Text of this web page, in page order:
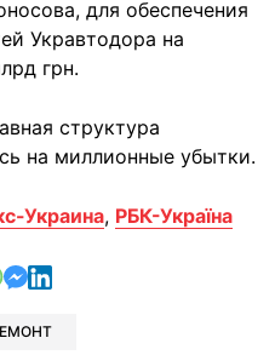
для обеспечения
Укравтодора на
грн.
структура
на миллионные убытки.
Украина, РБК-Україна
Telegram
в Facebook
в Xв Viber
отправить в Whatsapp
отправить в Messenger
отправить в LinkedIn